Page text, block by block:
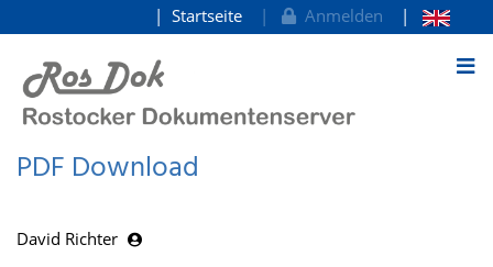
zum Inhalt
Startseite Anmelden
PDF Download
David Richter